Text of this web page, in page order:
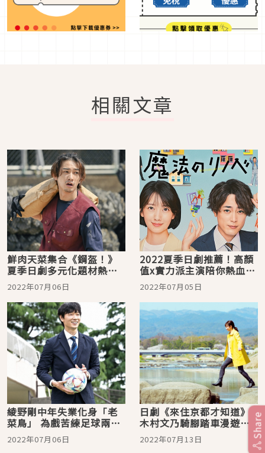
相關文章
鮮肉天菜集合《鋼盔！》
夏季日劇多元化題材熱情
登場 町田啓太 32 歲收到
的生日禮物是？
2022年07月06日
2022夏季日劇推薦！高顏
值x實力派主演陪你熱血一
夏
2022年07月05日
綾野剛中年失業化身「老
菜鳥」 為戲苦練足球兩個
月！ friDay影音夏季檔四
大獨佔日劇熱血開幕
2022年07月06日
日劇《來住京都才知道》
木村文乃騎腳踏車漫遊京
都好療癒！ KKTV 視窗
「類」旅行帶你吃喝購物
2022年07月13日
Share